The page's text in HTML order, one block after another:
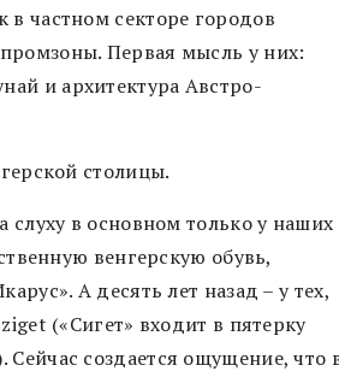
частном секторе городов
Первая мысль у них:
и архитектура Австро-
столицы.
слуху в основном только у наших
венгерскую обувь,
А десять лет назад – у тех,
(«Сигет» входит в пятерку
создается ощущение, что